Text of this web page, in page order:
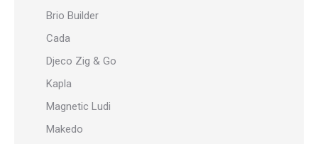
Brio Builder
Cada
Djeco Zig & Go
Kapla
Magnetic Ludi
Makedo